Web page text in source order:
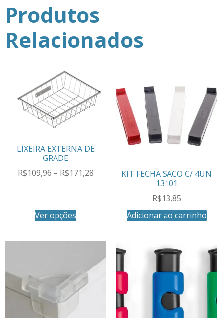
Produtos
Relacionados
LIXEIRA EXTERNA DE
GRADE
R$109,96 – R$171,28
Ver opções
KIT FECHA SACO C/ 4UN
13101
R$13,85
Adicionar ao carrinho